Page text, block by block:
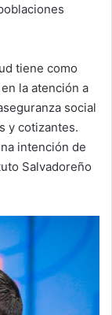
tiene como
la atención a
social
y cotizantes.
intención de
Salvadoreño